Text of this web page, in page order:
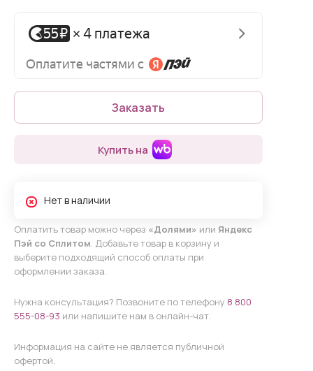
Заказать
Купить на
Нет в наличии
Оплатить товар можно через «Долями» или Яндекс
Пэй со Сплитом. Добавьте товар в корзину и
выберите подходящий способ оплаты при
оформлении заказа.
Нужна консультация? Позвоните по телефону 8 800
555-08-93 или напишите нам в онлайн-чат.
Информация на сайте не является публичной
офертой.